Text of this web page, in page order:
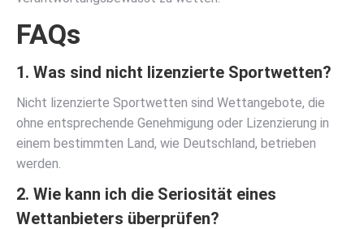
FAQs
1. Was sind nicht lizenzierte Sportwetten?
Nicht lizenzierte Sportwetten sind Wettangebote, die
ohne entsprechende Genehmigung oder Lizenzierung in
einem bestimmten Land, wie Deutschland, betrieben
werden.
2. Wie kann ich die Seriosität eines
Wettanbieters überprüfen?